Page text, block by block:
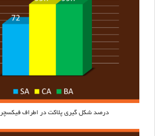
درصد شکل گیری پلاکت در اطراف